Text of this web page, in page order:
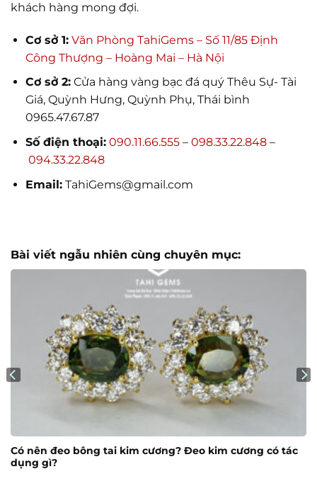
khách hàng mong đợi.
Cơ sở 1: Văn Phòng TahiGems – Số 11/85 Định
Công Thượng – Hoàng Mai – Hà Nội
Cơ sở 2:Cửa hàng vàng bạc đá quý Thêu Sự- Tài
Giá, Quỳnh Hưng, Quỳnh Phụ, Thái bình
0965.47.67.87
Số điện thoại: 090.11.66.555–098.33.22.848–
094.33.22.848
Email:TahiGems@gmail.com
Bài viết ngẫu nhiên cùng chuyên mục:
Có nên đeo bông tai kim cương? Đeo kim cương có tác
dụng gì?